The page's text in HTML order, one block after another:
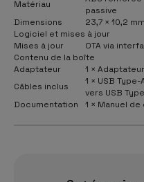
Matériau
passive
Dimensions
23,7 × 10,2 mm
Logiciel et mises à jour
Mises à jour
OTA via
Contenu de la boîte
Adaptateur
1 ×
Câbles inclus
1 × USB Type-
vers USB
Documentation
1 × Manuel